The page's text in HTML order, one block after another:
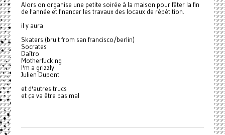
Alors on organise une petite soirée à la maison pour fêter la fin
de l'année et financer les travaux des locaux de répètition.
il y aura
Skaters (bruit from san francisco/berlin)
Socrates
Daïtro
Motherfucking
I'm a grizzly
Julien Dupont
et d'autres trucs
et ça va être pas mal